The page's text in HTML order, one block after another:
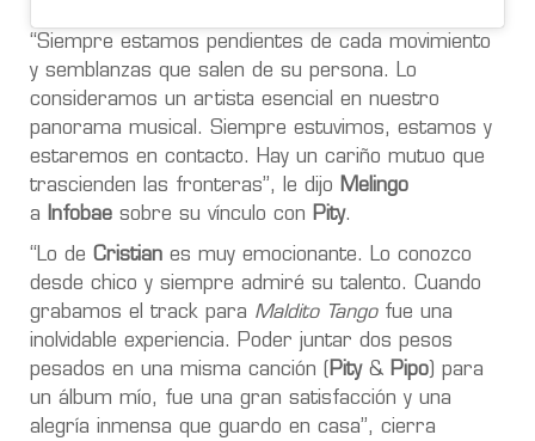
“Siempre estamos pendientes de cada movimiento
y semblanzas que salen de su persona.
Lo
consideramos un artista esencial en nuestro
panorama musical . Siempre estuvimos, estamos y
estaremos en contacto. Hay un cariño mutuo que
trascienden las fronteras”, le dijo
Melingo
a
Infobae sobre su vínculo con Pity.
“Lo de Cristian es muy emocionante. Lo conozco
desde chico y siempre admiré su talento. Cuando
grabamos el track para Maldito Tangofue una
inolvidable experiencia. Poder juntar dos pesos
pesados en una misma canción (
Pity & Pipo ) para
un álbum mío, fue una gran satisfacción y una
alegría inmensa que guardo en casa”, cierra